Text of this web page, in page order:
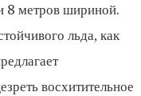
8 метров шириной.
льда, как
восхитительное